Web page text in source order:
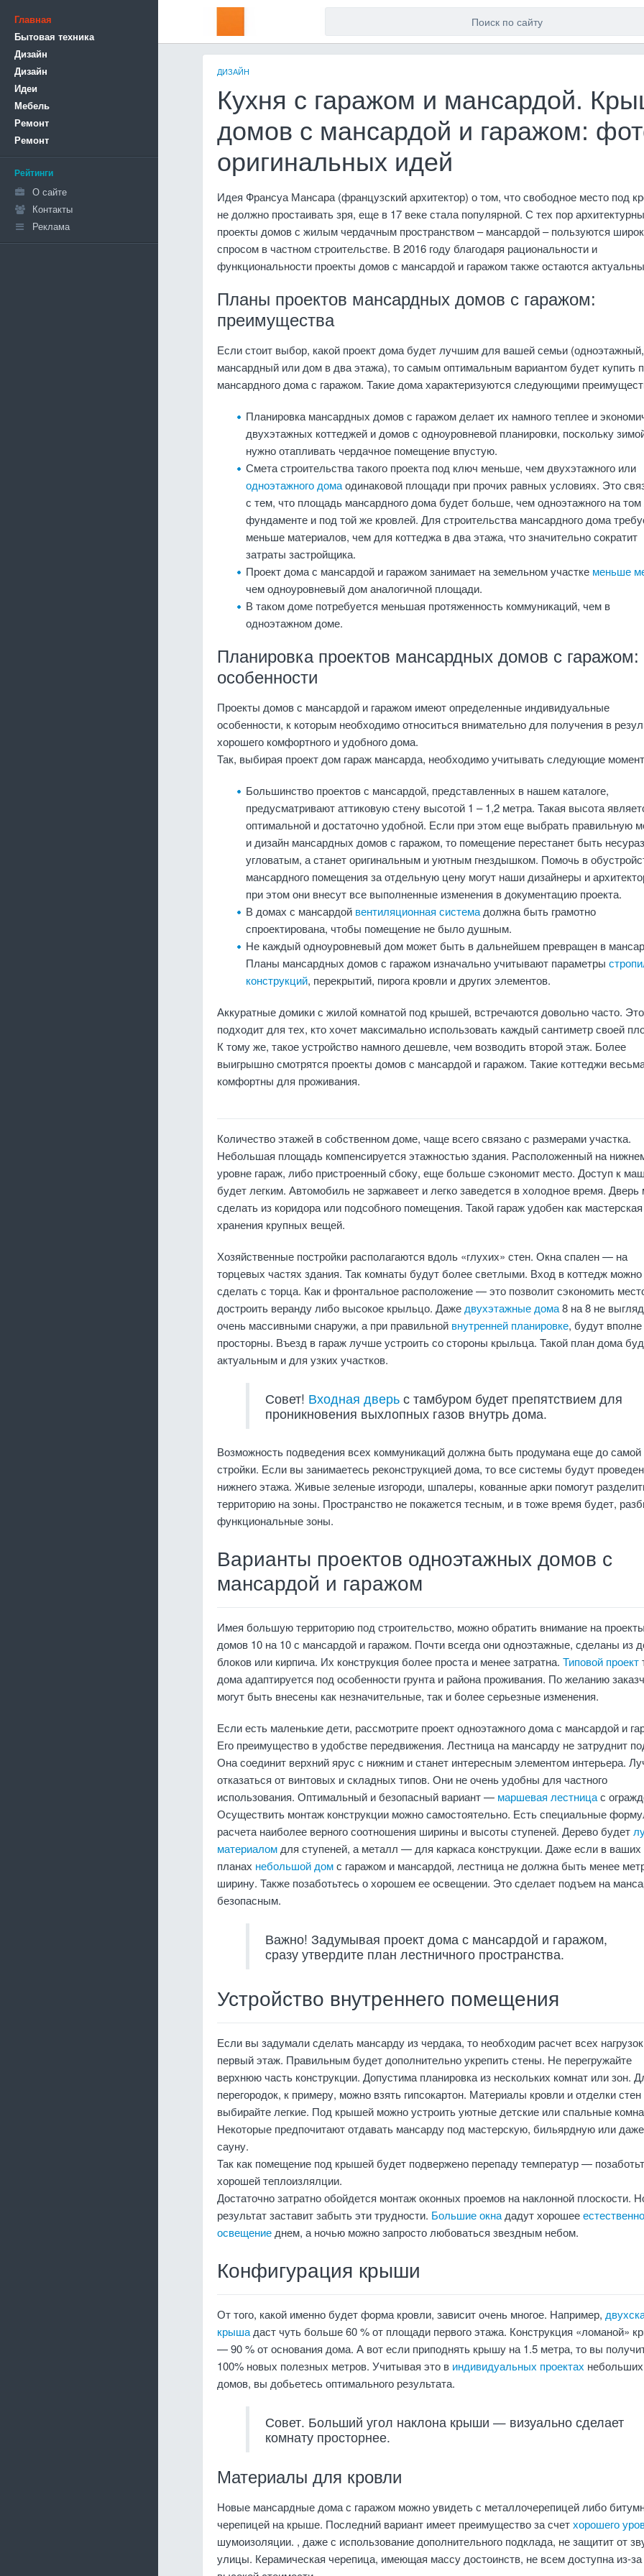
Главная
Бытовая техника
Дизайн
Дизайн
Идеи
Мебель
Ремонт
Ремонт
Рейтинги
О сайте
Контакты
Реклама
ДИЗАЙН
Кухня с гаражом и мансардой.
домов с мансардой и гаражом:
оригинальных идей
Идея Франсуа Мансара (французский архитектор) о том, что свободное место под
не должно простаивать зря, еще в 17 веке стала популярной. С тех пор
проекты домов с жилым чердачным пространством – мансардой – пользуются
спросом в частном строительстве. В 2016 году благодаря рациональности и
функциональности проекты домов с мансардой и гаражом также остаются
Планы проектов мансардных домов с гаражом:
преимущества
Если стоит выбор, какой проект дома будет лучшим для вашей семьи (одноэтажный,
мансардный или дом в два этажа), то самым оптимальным вариантом будет купить
мансардного дома с гаражом. Такие дома характеризуются следующими
Планировка мансардных домов с гаражом делает их намного теплее и
двухэтажных коттеджей и домов с одноуровневой планировки, поскольку
нужно отапливать чердачное помещение впустую.
Смета строительства такого проекта под ключ меньше, чем двухэтажного или
одноэтажного домаодинаковой площади при прочих равных условиях. Это
с тем, что площадь мансардного дома будет больше, чем одноэтажного на
фундаменте и под той же кровлей. Для строительства мансардного дома
меньше материалов, чем для коттеджа в два этажа, что значительно сократит
затраты застройщика.
Проект дома с мансардой и гаражом занимает на земельном участке меньше
чем одноуровневый дом аналогичной площади.
В таком доме потребуется меньшая протяженность коммуникаций, чем в
одноэтажном доме.
Планировка проектов мансардных домов с гаражом:
особенности
Проекты домов с мансардой и гаражом имеют определенные индивидуальные
особенности, к которым необходимо относиться внимательно для получения в
хорошего комфортного и удобного дома.
Так, выбирая проект дом гараж мансарда, необходимо учитывать следующие
Большинство проектов с мансардой, представленных в нашем каталоге,
предусматривают аттиковую стену высотой 1 – 1,2 метра. Такая высота
оптимальной и достаточно удобной. Если при этом еще выбрать правильную
и дизайн мансардных домов с гаражом, то помещение перестанет быть
угловатым, а станет оригинальным и уютным гнездышком. Помочь в
мансардного помещения за отдельную цену могут наши дизайнеры и
при этом они внесут все выполненные изменения в документацию проекта.
В домах с мансардой вентиляционная система должна быть грамотно
спроектирована, чтобы помещение не было душным.
Не каждый одноуровневый дом может быть в дальнейшем превращен в
Планы мансардных домов с гаражом изначально учитывают параметры
конструкций, перекрытий, пирога кровли и других элементов.
Аккуратные домики с жилой комнатой под крышей, встречаются довольно часто. Это
подходит для тех, кто хочет максимально использовать каждый сантиметр своей
К тому же, такое устройство намного дешевле, чем возводить второй этаж. Более
выигрышно смотрятся проекты домов с мансардой и гаражом. Такие коттеджи
комфортны для проживания.
Количество этажей в собственном доме, чаще всего связано с размерами участка.
Небольшая площадь компенсируется этажностью здания. Расположенный на
уровне гараж, либо пристроенный сбоку, еще больше сэкономит место. Доступ к
будет легким. Автомобиль не заржавеет и легко заведется в холодное время.
сделать из коридора или подсобного помещения. Такой гараж удобен как
хранения крупных вещей.
Хозяйственные постройки располагаются вдоль «глухих» стен. Окна спален — на
торцевых частях здания. Так комнаты будут более светлыми. Вход в коттедж можно
сделать с торца. Как и фронтальное расположение — это позволит сэкономить
достроить веранду либо высокое крыльцо. Даже двухэтажные дома8 на 8 не
очень массивными снаружи, а при правильной внутренней планировке, будут вполне
просторны. Въезд в гараж лучше устроить со стороны крыльца. Такой план дома
актуальным и для узких участков.
Совет! Входная дверь с тамбуром будет препятствием для
проникновения выхлопных газов внутрь дома.
Возможность подведения всех коммуникаций должна быть продумана еще до самой
стройки. Если вы занимаетесь реконструкцией дома, то все системы будут
нижнего этажа. Живые зеленые изгороди, шпалеры, кованные арки помогут
территорию на зоны. Пространство не покажется тесным, и в тоже время будет,
функциональные зоны.
Варианты проектов одноэтажных домов с
мансардой и гаражом
Имея большую территорию под строительство, можно обратить внимание на проекты
домов 10 на 10 с мансардой и гаражом. Почти всегда они одноэтажные, сделаны из
блоков или кирпича. Их конструкция более проста и менее затратна. Типовой проект
дома адаптируется под особенности грунта и района проживания. По желанию
могут быть внесены как незначительные, так и более серьезные изменения.
Если есть маленькие дети, рассмотрите проект одноэтажного дома с мансардой и
Его преимущество в удобстве передвижения. Лестница на мансарду не затруднит
Она соединит верхний ярус с нижним и станет интересным элементом интерьера.
отказаться от винтовых и складных типов. Они не очень удобны для частного
использования. Оптимальный и безопасный вариант — маршевая лестницас
Осуществить монтаж конструкции можно самостоятельно. Есть специальные
расчета наиболее верного соотношения ширины и высоты ступеней. Дерево будет
материалом для ступеней, а металл — для каркаса конструкции. Даже если в ваших
планах небольшой домс гаражом и мансардой, лестница не должна быть менее
ширину. Также позаботьтесь о хорошем ее освещении. Это сделает подъем на
безопасным.
Важно! Задумывая проект дома с мансардой и гаражом,
сразу утвердите план лестничного пространства.
Устройство внутреннего помещения
Если вы задумали сделать мансарду из чердака, то необходим расчет всех
первый этаж. Правильным будет дополнительно укрепить стены. Не перегружайте
верхнюю часть конструкции. Допустима планировка из нескольких комнат или зон.
перегородок, к примеру, можно взять гипсокартон. Материалы кровли и отделки стен
выбирайте легкие. Под крышей можно устроить уютные детские или спальные
Некоторые предпочитают отдавать мансарду под мастерскую, бильярдную или даже
сауну.
Так как помещение под крышей будет подвержено перепаду температур —
хорошей теплоизлялции.
Достаточно затратно обойдется монтаж оконных проемов на наклонной плоскости.
результат заставит забыть эти трудности. Большие окна дадут хорошее
освещение днем, а ночью можно запросто любоваться звездным небом.
Конфигурация крыши
От того, какой именно будет форма кровли, зависит очень многое. Например,
крыша даст чуть больше 60 % от площади первого этажа. Конструкция «ломаной»
— 90 % от основания дома. А вот если приподнять крышу на 1.5 метра, то вы
100% новых полезных метров. Учитывая это в индивидуальных проектах небольших
домов, вы добьетесь оптимального результата.
Совет. Больший угол наклона крыши — визуально сделает
комнату просторнее.
Материалы для кровли
Новые мансардные дома с гаражом можно увидеть с металлочерепицей либо
черепицей на крыше. Последний вариант имеет преимущество за счетхорошего
шумоизоляции. , даже с использование дополнительного подклада, не защитит от
улицы. Керамическая черепица, имеющая массу достоинств, не всем доступна из-за